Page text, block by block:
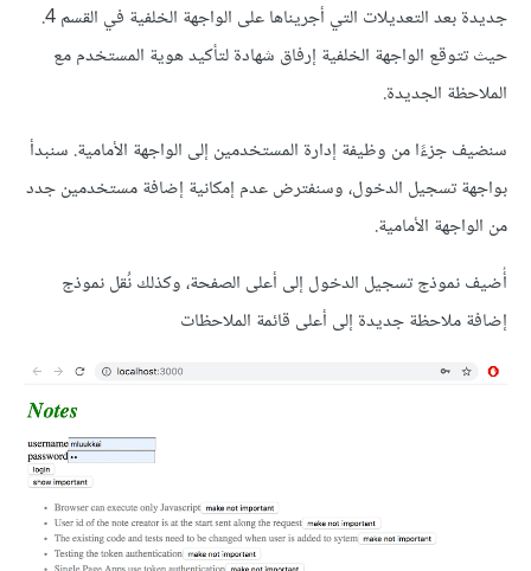
جديدة بعد التعديلات التي أجريناها على الواجهة الخلفية في القسم 4.
حيث تتوقع الواجهة الخلفية إرفاق شهادة لتأكيد هوية المستخدم مع
الملاحظة الجديدة.
سنضيف جزءًا من وظيفة إدارة المستخدمين إلى الواجهة الأمامية. سنبدأ
بواجهة تسجيل الدخول، وسنفترض عدم إمكانية إضافة مستخدمين جدد
من الواجهة الأمامية.
أُضيف نموذج تسجيل الدخول إلى أعلى الصفحة، وكذلك نُقل نموذج
إضافة ملاحظة جديدة إلى أعلى قائمة الملاحظات